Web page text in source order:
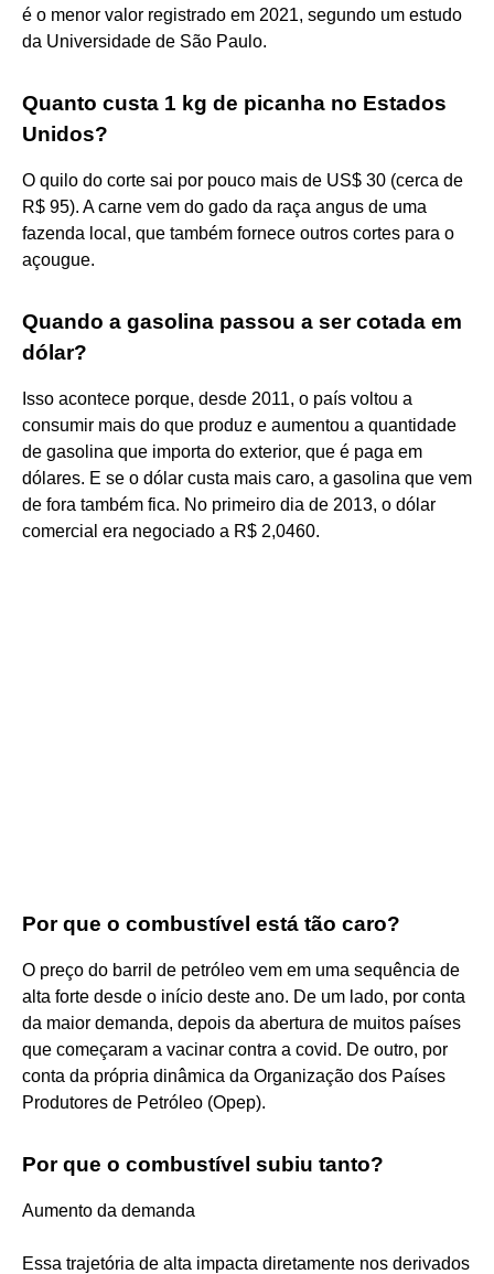
é o menor valor registrado em 2021, segundo um estudo
da Universidade de São Paulo.
Quanto custa 1 kg de picanha no Estados
Unidos?
O quilo do corte sai por pouco mais de US$ 30 (cerca de
R$ 95). A carne vem do gado da raça angus de uma
fazenda local, que também fornece outros cortes para o
açougue.
Quando a gasolina passou a ser cotada em
dólar?
Isso acontece porque, desde 2011, o país voltou a
consumir mais do que produz e aumentou a quantidade
de gasolina que importa do exterior, que é paga em
dólares. E se o dólar custa mais caro, a gasolina que vem
de fora também fica. No primeiro dia de 2013, o dólar
comercial era negociado a R$ 2,0460.
Por que o combustível está tão caro?
O preço do barril de petróleo vem em uma sequência de
alta forte desde o início deste ano. De um lado, por conta
da maior demanda, depois da abertura de muitos países
que começaram a vacinar contra a covid. De outro, por
conta da própria dinâmica da Organização dos Países
Produtores de Petróleo (Opep).
Por que o combustível subiu tanto?
Aumento da demanda
Essa trajetória de alta impacta diretamente nos derivados